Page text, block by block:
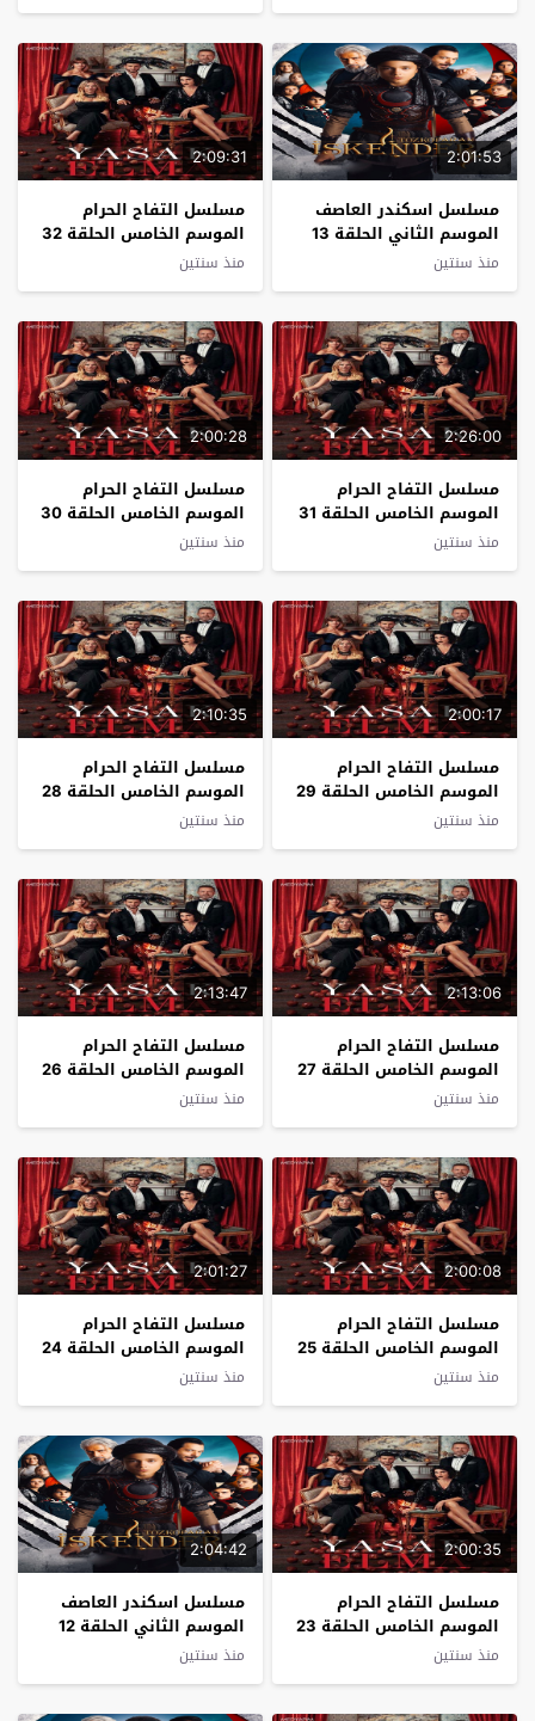
2:01:53
مسلسل اسكندر العاصف
الموسم الثاني الحلقة 13
مترجم
منذ سنتين
2:09:31
مسلسل التفاح الحرام
الموسم الخامس الحلقة 32
مترجم
منذ سنتين
2:26:00
مسلسل التفاح الحرام
الموسم الخامس الحلقة 31
مترجم
منذ سنتين
2:00:28
مسلسل التفاح الحرام
الموسم الخامس الحلقة 30
مترجم
منذ سنتين
2:00:17
مسلسل التفاح الحرام
الموسم الخامس الحلقة 29
مترجم
منذ سنتين
2:10:35
مسلسل التفاح الحرام
الموسم الخامس الحلقة 28
مترجم
منذ سنتين
2:13:06
مسلسل التفاح الحرام
الموسم الخامس الحلقة 27
مترجم
منذ سنتين
2:13:47
مسلسل التفاح الحرام
الموسم الخامس الحلقة 26
مترجم
منذ سنتين
2:00:08
مسلسل التفاح الحرام
الموسم الخامس الحلقة 25
مترجم
منذ سنتين
2:01:27
مسلسل التفاح الحرام
الموسم الخامس الحلقة 24
مترجم
منذ سنتين
2:00:35
مسلسل التفاح الحرام
الموسم الخامس الحلقة 23
مترجم
منذ سنتين
2:04:42
مسلسل اسكندر العاصف
الموسم الثاني الحلقة 12
مترجم
منذ سنتين